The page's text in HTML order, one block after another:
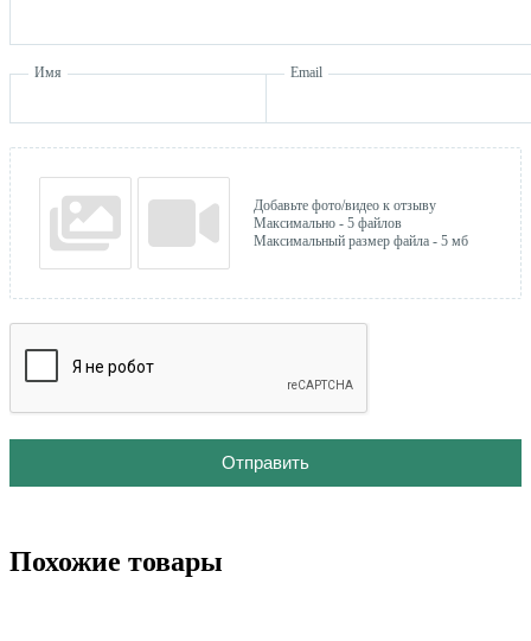
Имя Email
Добавьте фото/видео к отзыву
Максимально - 5 файлов
Максимальный размер файла - 5 мб
Отправить
Похожие товары